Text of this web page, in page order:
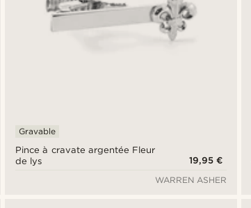
Pince à cravate argentée Fleur
de lys
Gravable
19,95 €
WARREN ASHER